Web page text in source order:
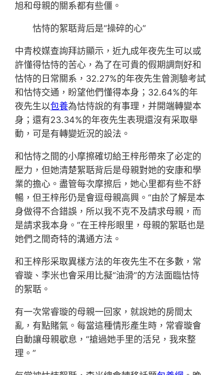
旭和母親的關系都有些僵。
怙恃的絮聒背后是“操碎的心”
中青校媒查詢拜訪顯示，近九成年夜先生可以或
許懂得怙恃的苦心，為了在可貴的假期調劑好和
怙恃的日常關系，32.27%的年夜先生曾測驗考試
和怙恃交通，盼望他們懂得本身；32.64%的年
夜先生以包養為怙恃說的有事理，并開端轉變本
身；還有23.34%的年夜先生表現還沒有采取舉
動，可是有轉變近況的設法。
和怙恃之間的小摩擦確切給王梓彤帶來了必定的
壓力，但她清楚絮聒背后是母親對她的安康和學
業的擔心。盡管每次摩擦后，她心里都有些不舒
暢，但王梓彤仍是會逗母親高興。“由於了解是本
身做得不合錯誤，所以我不克不及請求母親，而
是請求我本身。”在王梓彤眼里，母親的絮聒也是
她們之間奇特的溝通方法。
和王梓彤采取異樣方法的年夜先生不在多數，常
睿璇、李米也會采用比擬“油滑”的方法面臨怙恃
的絮聒。
有一次常睿璇的母親一回家，就說她的房間太
亂，有點賭氣。每當這種情形產生時，常睿璇會
自動讓母親歇息，“搶過她手里的活兒，我來整
理。”